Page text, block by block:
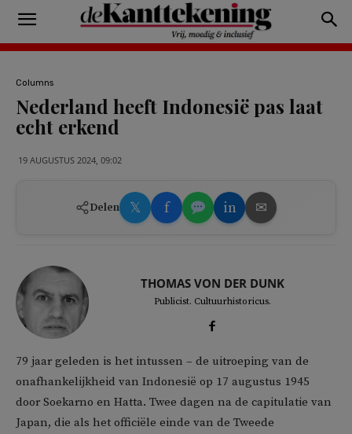
Columns
Nederland heeft Indonesië pas laat
echt erkend
19 AUGUSTUS 2024, 09:02
Delen 𝕏 f in ✉
THOMAS VON DER DUNK
Publicist. Cultuurhistoricus.
79 jaar geleden is het intussen – de uitroeping van de
onafhankelijkheid van Indonesië op 17 augustus 1945
door Soekarno en Hatta. Twee dagen na de capitulatie van
Japan, die als het officiële einde van de Tweede